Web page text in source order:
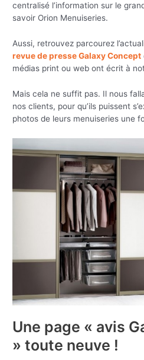
centralisé l’information sur le
savoir Orion Menuiseries.
Aussi, retrouvez parcourez
revue de presse Galaxy Concept
médias print ou web ont écrit à
Mais cela ne suffit pas. Il nous
nos clients, pour qu’ils puissent
photos de leurs menuiseries une
Une page « avis
» toute neuve !